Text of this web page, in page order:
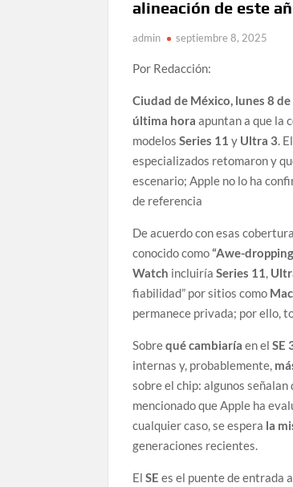
alineación de este
admin septiembre 8, 2025
Por Redacción:
Ciudad de México, lunes 8
última hora apuntan a que la
modelosSeries 11 y Ultra 3.
especializados retomaron y
escenario; Apple no lo ha
de referencia
De acuerdo con esas
conocido como“Awe-
Watch incluiríaSeries 11,
fiabilidad” por sitios como
permanece privada; por ello,
Sobrequé cambiaría en elSE
internas y, probablemente,
sobre el chip: algunos
mencionado que Apple ha
cualquier caso, se espera la
generaciones recientes.
ElSE es el puente de entrada